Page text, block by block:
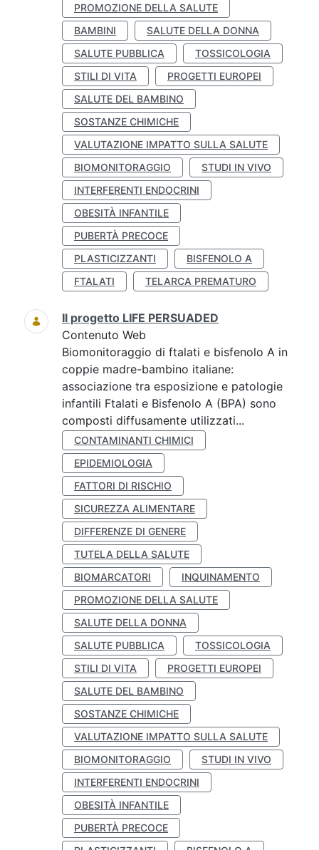
PROMOZIONE DELLA SALUTE
BAMBINI
SALUTE DELLA DONNA
SALUTE PUBBLICA
TOSSICOLOGIA
STILI DI VITA
PROGETTI EUROPEI
SALUTE DEL BAMBINO
SOSTANZE CHIMICHE
VALUTAZIONE IMPATTO SULLA SALUTE
BIOMONITORAGGIO
STUDI IN VIVO
INTERFERENTI ENDOCRINI
OBESITÀ INFANTILE
PUBERTÀ PRECOCE
PLASTICIZZANTI
BISFENOLO A
FTALATI
TELARCA PREMATURO
Il progetto LIFE PERSUADED
Contenuto Web
Biomonitoraggio di ftalati e bisfenolo A in
coppie madre-bambino italiane:
associazione tra esposizione e patologie
infantili Ftalati e Bisfenolo A (BPA) sono
composti diffusamente utilizzati...
CONTAMINANTI CHIMICI
EPIDEMIOLOGIA
FATTORI DI RISCHIO
SICUREZZA ALIMENTARE
DIFFERENZE DI GENERE
TUTELA DELLA SALUTE
BIOMARCATORI
INQUINAMENTO
PROMOZIONE DELLA SALUTE
SALUTE DELLA DONNA
SALUTE PUBBLICA
TOSSICOLOGIA
STILI DI VITA
PROGETTI EUROPEI
SALUTE DEL BAMBINO
SOSTANZE CHIMICHE
VALUTAZIONE IMPATTO SULLA SALUTE
BIOMONITORAGGIO
STUDI IN VIVO
INTERFERENTI ENDOCRINI
OBESITÀ INFANTILE
PUBERTÀ PRECOCE